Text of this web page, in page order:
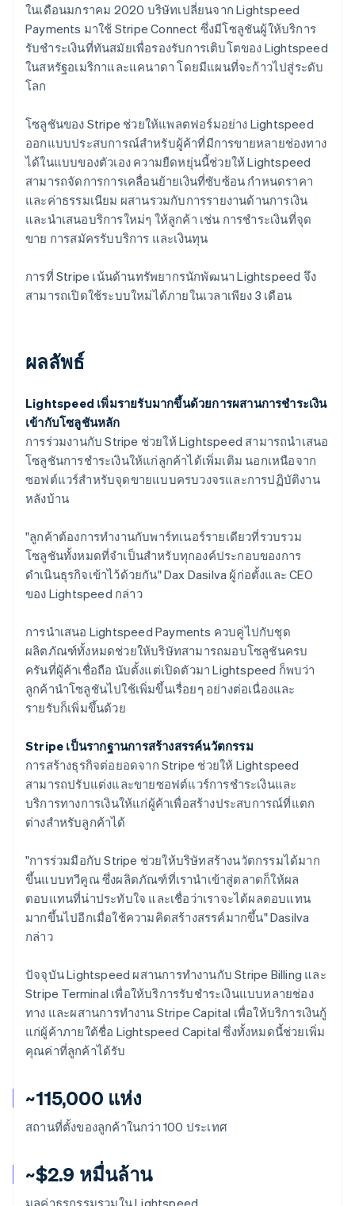
~115,000 แห่ง
สถานที่ตั้งของลูกค้าในกว่า 100 ประเทศ
~$2.9 หมื่นล้าน
มูลค่าธุรกรรมรวมใน Lightspeed
ในเดือนมกราคม 2020 บริษัทเปลี่ยนจาก Lightspeed
Payments มาใช้ Stripe Connect ซึ่งมีโซลูชันผู้ให้บริการ
รับชำระเงินที่ทันสมัยเพื่อรองรับการเติบโตของ Lightspeed
ในสหรัฐอเมริกาและแคนาดา โดยมีแผนที่จะก้าวไปสู่ระดับ
โลก
โซลูชันของ Stripe ช่วยให้แพลตฟอร์มอย่าง Lightspeed
ออกแบบประสบการณ์สำหรับผู้ค้าที่มีการขายหลายช่องทาง
ได้ในแบบของตัวเอง ความยืดหยุ่นนี้ช่วยให้ Lightspeed
สามารถจัดการการเคลื่อนย้ายเงินที่ซับซ้อน กำหนดราคา
และค่าธรรมเนียม ผสานรวมกับการรายงานด้านการเงิน
และนำเสนอบริการใหม่ๆ ให้ลูกค้า เช่น การชำระเงินที่จุด
ขาย การสมัครรับบริการ และเงินทุน
การที่ Stripe เน้นด้านทรัพยากรนักพัฒนา Lightspeed จึง
สามารถเปิดใช้ระบบใหม่ได้ภายในเวลาเพียง 3 เดือน
ผลลัพธ์
Lightspeed เพิ่มรายรับมากขึ้นด้วยการผสานการชำระเงิน
เข้ากับโซลูชันหลัก
การร่วมงานกับ Stripe ช่วยให้ Lightspeed สามารถนำเสนอ
โซลูชันการชำระเงินให้แก่ลูกค้าได้เพิ่มเติม นอกเหนือจาก
ซอฟต์แวร์สำหรับจุดขายแบบครบวงจรและการปฏิบัติงาน
หลังบ้าน
"ลูกค้าต้องการทำงานกับพาร์ทเนอร์รายเดียวที่รวบรวม
โซลูชันทั้งหมดที่จำเป็นสำหรับทุกองค์ประกอบของการ
ดำเนินธุรกิจเข้าไว้ด้วยกัน" Dax Dasilva ผู้ก่อตั้งและ CEO
ของ Lightspeed กล่าว
การนำเสนอ Lightspeed Payments ควบคู่ไปกับชุด
ผลิตภัณฑ์ทั้งหมดช่วยให้บริษัทสามารถมอบโซลูชันครบ
ครันที่ผู้ค้าเชื่อถือ นับตั้งแต่เปิดตัวมา Lightspeed ก็พบว่า
ลูกค้านำโซลูชันไปใช้เพิ่มขึ้นเรื่อยๆ อย่างต่อเนื่องและ
รายรับก็เพิ่มขึ้นด้วย
Stripe เป็นรากฐานการสร้างสรรค์นวัตกรรม
การสร้างธุรกิจต่อยอดจาก Stripe ช่วยให้ Lightspeed
สามารถปรับแต่งและขายซอฟต์แวร์การชำระเงินและ
บริการทางการเงินให้แก่ผู้ค้าเพื่อสร้างประสบการณ์ที่แตก
ต่างสำหรับลูกค้าได้
"การร่วมมือกับ Stripe ช่วยให้บริษัทสร้างนวัตกรรมได้มาก
ขึ้นแบบทวีคูณ ซึ่งผลิตภัณฑ์ที่เรานำเข้าสู่ตลาดก็ให้ผล
ตอบแทนที่น่าประทับใจ และเชื่อว่าเราจะได้ผลตอบแทน
มากขึ้นไปอีกเมื่อใช้ความคิดสร้างสรรค์มากขึ้น" Dasilva
กล่าว
ปัจจุบัน Lightspeed ผสานการทำงานกับ Stripe Billing และ
Stripe Terminal เพื่อให้บริการรับชำระเงินแบบหลายช่อง
ทาง และผสานการทำงาน Stripe Capital เพื่อให้บริการเงินกู้
แก่ผู้ค้าภายใต้ชื่อ Lightspeed Capital ซึ่งทั้งหมดนี้ช่วยเพิ่ม
คุณค่าที่ลูกค้าได้รับ